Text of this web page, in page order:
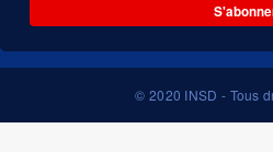
© 2020 INSD - Tous